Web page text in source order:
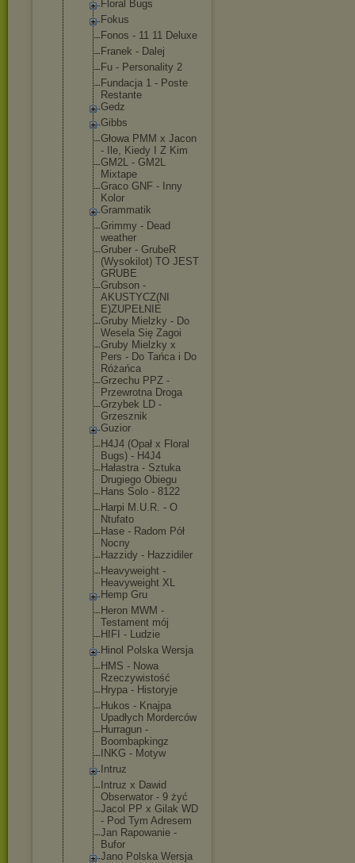
Floral Bugs
Fokus
Fonos - 11 11 Deluxe
Franek - Dalej
Fu - Personality 2
Fundacja 1 - Poste
Restante
Gedz
Gibbs
Głowa PMM x Jacon
- Ile, Kiedy I Z Kim
GM2L - GM2L
Mixtape
Graco GNF - Inny
Kolor
Grammatik
Grimmy - Dead
weather
Gruber - GrubeR
(Wysokilot) TO JEST
GRUBE
Grubson -
AKUSTYCZ(NI
E)ZUPEŁNIE
Gruby Mielzky - Do
Wesela Się Zagoi
Gruby Mielzky x
Pers - Do Tańca i Do
Różańca
Grzechu PPZ -
Przewrotna Droga
Grzybek LD -
Grzesznik
Guzior
H4J4 (Opał x Floral
Bugs) - H4J4
Hałastra - Sztuka
Drugiego Obiegu
Hans Solo - 8122
Harpi M.U.R. - O
Ntufato
Hase - Radom Pół
Nocny
Hazzidy - Hazzidiler
Heavyweight -
Heavyweight XL
Hemp Gru
Heron MWM -
Testament mój
HIFI - Ludzie
Hinol Polska Wersja
HMS - Nowa
Rzeczywistość
Hrypa - Historyje
Hukos - Knajpa
Upadłych Morderców
Hurragun -
Boombapkingz
INKG - Motyw
Intruz
Intruz x Dawid
Obserwator - 9 żyć
Jacol PP x Gilak WD
- Pod Tym Adresem
Jan Rapowanie -
Bufor
Jano Polska Wersja